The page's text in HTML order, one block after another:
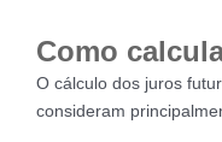
Como
O cálculo dos juros
consideram